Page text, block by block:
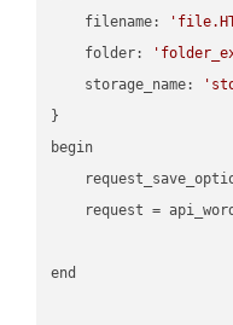
    filename:
    folder:
    storage_name:
}
begin
request =
end